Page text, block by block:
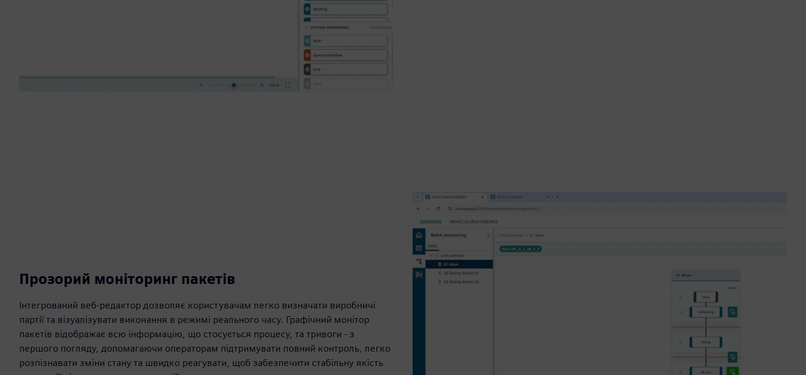
Прозорий моніторинг пакетів
Інтегрований веб-редактор дозволяє користувачам легко визначати виробничі
партії та візуалізувати виконання в режимі реального часу. Графічний монітор
пакетів відображає всю інформацію, що стосується процесу, та тривоги - з
першого погляду, допомагаючи операторам підтримувати повний контроль, легко
розпізнавати зміни стану та швидко реагувати, щоб забезпечити стабільну якість